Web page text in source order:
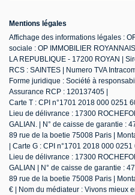
Mentions légales
Affichage des informations légales :
sociale : OP IMMOBILIER
LA REPUBLIQUE - 17200 ROYAN |
RCS : SAINTES | Numero TVA
Forme juridique : Société à
Assurance RCP : 120137405 |
Carte T : CPI n°1701 2018 000 0251
Lieu de délivrance : 17300
GALIAN. | N° de caisse de garantie :
89 rue de la boetie 75008 Paris |
| Carte G : CPI n°1701 2018 000
Lieu de délivrance : 17300
GALIAN | N° de caisse de garantie :
89 rue de la boetie 75008 Paris |
€ | Nom du médiateur : Vivons mieux